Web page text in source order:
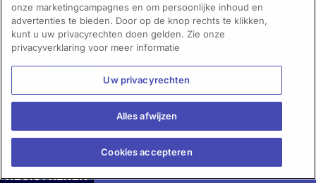
Heeft u hulp nodig?
Neem contact met ons op
REGISTREREN
onze marketingcampagnes en om persoonlijke inhoud en
advertenties te bieden. Door op de knop rechts te klikken,
kunt u uw privacyrechten doen gelden. Zie onze
privacyverklaring voor meer informatie
Uw privacyrechten
Alles afwijzen
Cookies accepteren